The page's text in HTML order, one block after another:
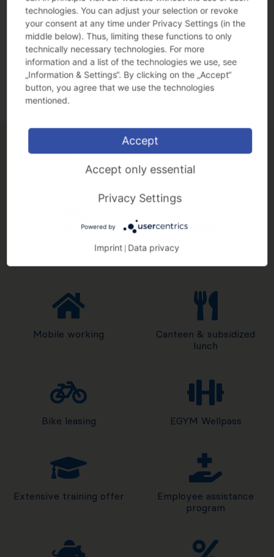
Eigenverantwortung und große Gestaltungsspielräume.
Bei uns finden Sie klare Prozesse und kurze Wege, die
schnelle und zielorientierte Entscheidungen
ermöglichen. Wir planen langfristig - nicht nur bezogen
auf Standorte und Anlagen. Daher investieren wir in
Ihre individuelle Entwicklung und ermöglichen
persönliche Flexibilität.
Benefits
30 days vacation
Attractive tariff
Mobile working
Canteen & subsidized
lunch
Bike leasing EGYM Wellpass
Extensive training offer
Employee assistance
program
technologies. You can adjust your selection or revoke
your consent at any time under Privacy Settings (in the
middle below). Thus, limiting these functions to only
technically necessary technologies. For more
information and a list of the technologies we use, see
„Information & Settings“. By clicking on the „Accept“
button, you agree that we use the technologies
mentioned.
Accept
Accept only essential
Privacy Settings
Powered by
Imprint Data privacy